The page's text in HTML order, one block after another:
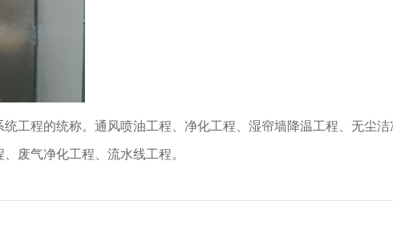
工程的统称。通风喷油工程、净化工程、湿帘墙降温工程、无尘
废气净化工程、流水线工程。